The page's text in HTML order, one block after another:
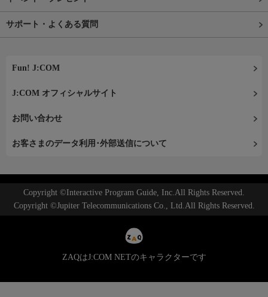
サポート・よくある質問
Fun! J:COM
J:COM オフィシャルサイト
お問い合わせ
お客さまのデータ利用･外部送信について
Copyright ©Interactive Program Guide, Inc.All Rights Reserved.
Copyright ©Jupiter Telecommunications Co., Ltd.All Rights Reserved.
ZAQはJ:COM NETのキャラクターです